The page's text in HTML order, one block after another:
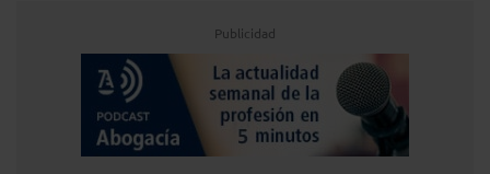
Publicidad